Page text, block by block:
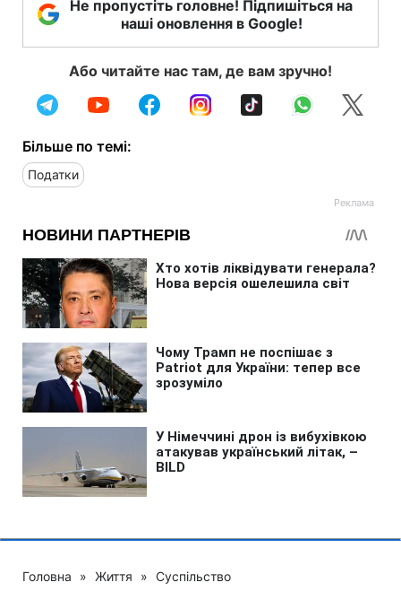
Не пропустіть головне! Підпишіться на
наші оновлення в Google!
Або читайте нас там, де вам зручно!
Більше по темі:
Податки
Головна » Життя » Суспільство